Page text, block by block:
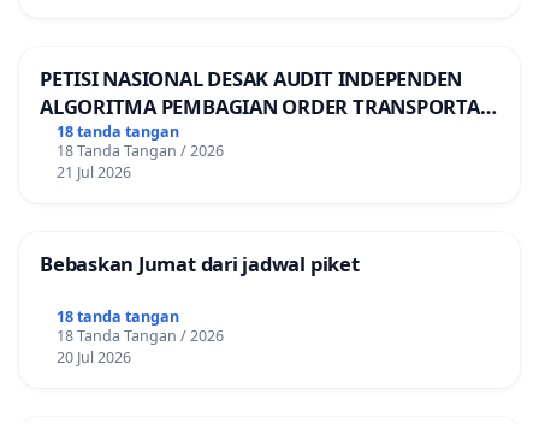
PETISI NASIONAL DESAK AUDIT INDEPENDEN
ALGORITMA PEMBAGIAN ORDER TRANSPORTASI
ONLINE
18 tanda tangan
18 Tanda Tangan / 2026
21 Jul 2026
Bebaskan Jumat dari jadwal piket
18 tanda tangan
18 Tanda Tangan / 2026
20 Jul 2026